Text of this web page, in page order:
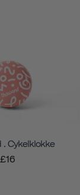
Cykelklokke
£16